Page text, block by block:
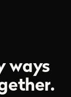
ways